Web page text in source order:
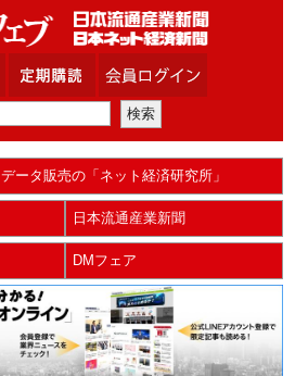
データ販売の「ネット経済研究所」
日本流通産業新聞
DMフェア